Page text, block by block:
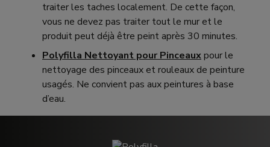
traiter les taches localement. De cette façon,
vous ne devez pas traiter tout le mur et le
produit peut déjà être peint après 30 minutes.
Polyfilla Nettoyant pour Pinceauxpour le
nettoyage des pinceaux et rouleaux de peinture
usagés. Ne convient pas aux peintures à base
d’eau.